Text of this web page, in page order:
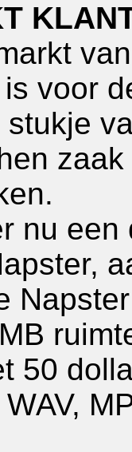
voor
nu
50